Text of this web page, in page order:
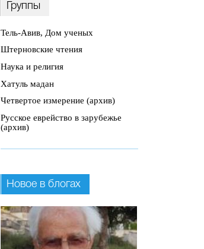
Группы
Тель-Авив, Дом ученых
Штерновские чтения
Наука и религия
Хатуль мадан
Четвертое измерение (архив)
Русское еврейство в зарубежье
(архив)
Новое в блогах